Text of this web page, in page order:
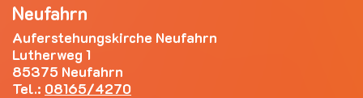
Neufahrn
Auferstehungskirche Neufahrn
Lutherweg 1
85375 Neufahrn
Tel.: 08165/4270